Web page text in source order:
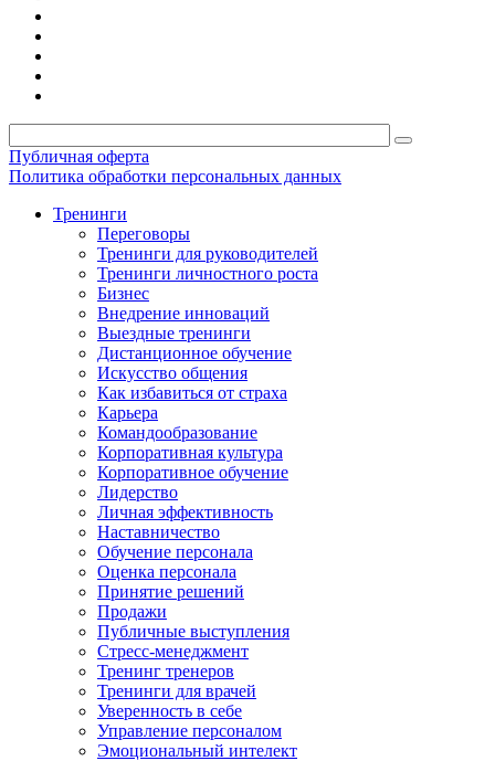
Публичная оферта
Политика обработки персональных данных
Тренинги
Переговоры
Тренинги для руководителей
Тренинги личностного роста
Бизнес
Внедрение инноваций
Выездные тренинги
Дистанционное обучение
Искусство общения
Как избавиться от страха
Карьера
Командообразование
Корпоративная культура
Корпоративное обучение
Лидерство
Личная эффективность
Наставничество
Обучение персонала
Оценка персонала
Принятие решений
Продажи
Публичные выступления
Стресс-менеджмент
Тренинг тренеров
Тренинги для врачей
Уверенность в себе
Управление персоналом
Эмоциональный интелект